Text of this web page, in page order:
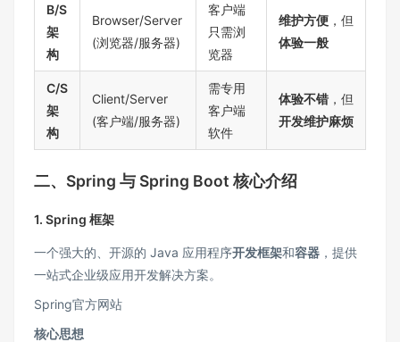
B/S
架
构
Browser/Server
(浏览器/服务器)
客户端
只需浏
览器
维护方便 ，但
体验一般
C/S
架
构
Client/Server
(客户端/服务器)
需专用
客户端
软件
体验不错 ，但
开发维护麻烦
二、Spring 与 Spring Boot 核心介绍
1. Spring 框架
一个强大的、开源的 Java 应用程序开发框架和容器 ，提供
一站式企业级应用开发解决方案。
Spring官方网站
核心思想